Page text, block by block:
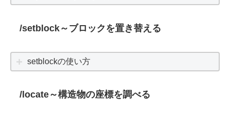
/setblock～ブロックを置き替える
setblockの使い方
/locate～構造物の座標を調べる